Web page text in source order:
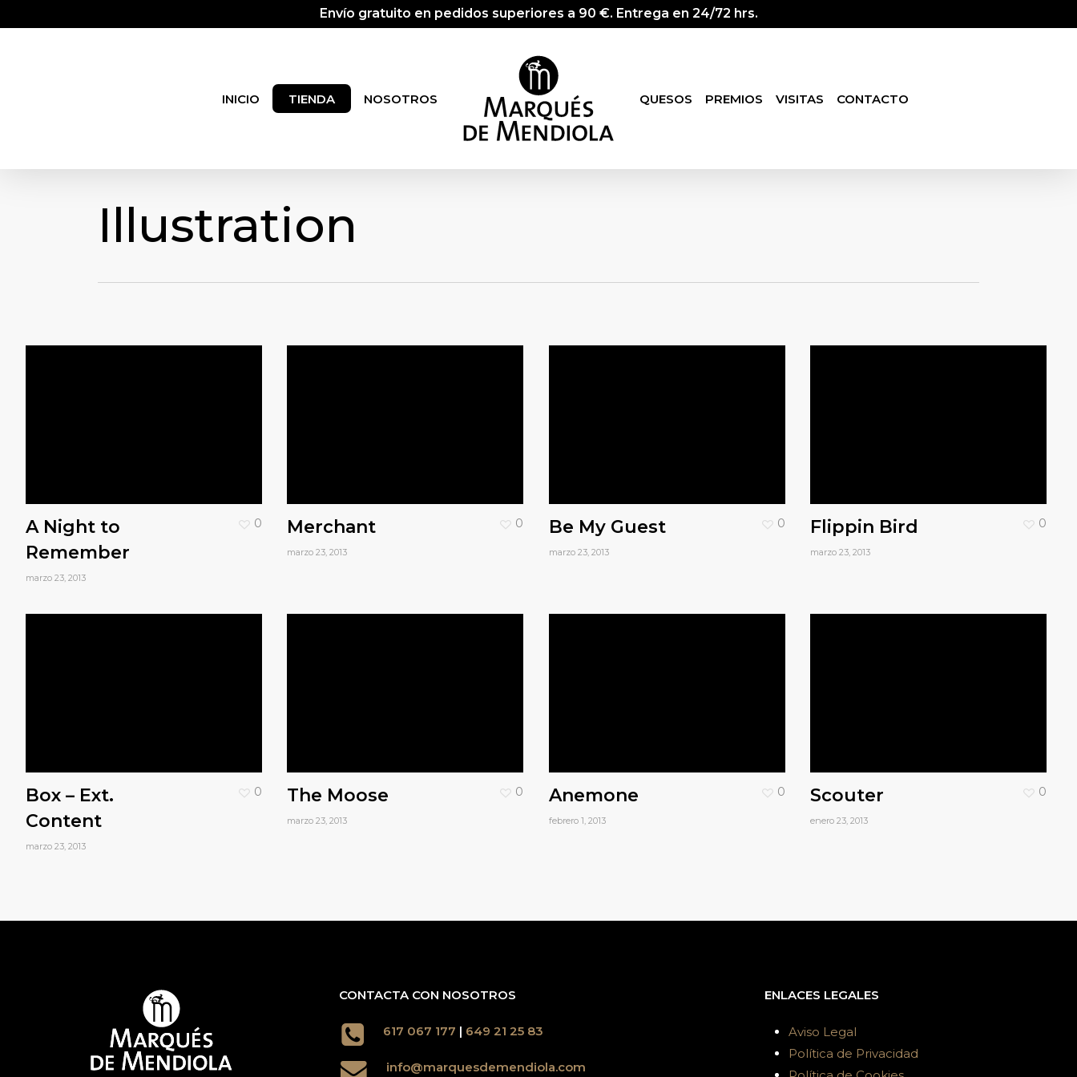
to
Envío gratuito en pedidos superiores a 90 €. Entrega en 24/72 hrs.
INICIO TIENDA NOSOTROS QUESOS PREMIOS VISITAS CONTACTO
Illustration
A Night to
Remember
marzo 23, 2013
0 Merchant
marzo 23, 2013
0 Be My Guest
marzo 23, 2013
0 Flippin Bird
marzo 23, 2013
0
Box – Ext.
Content
marzo 23, 2013
0 The Moose
marzo 23, 2013
0 Anemone
febrero 1, 2013
0 Scouter
enero 23, 2013
0
CONTACTA CON NOSOTROS
617 067 177 | 649 21 25 83
info@marquesdemendiola.com
ENLACES LEGALES
Aviso Legal
Política de Privacidad